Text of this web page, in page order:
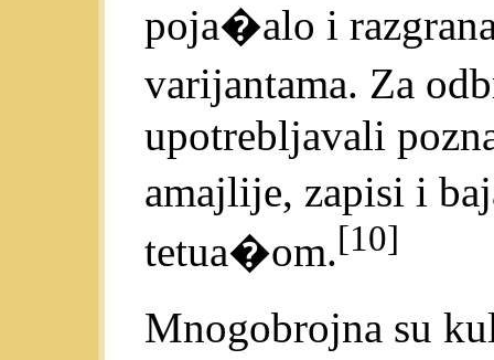
poja�alo i
varijantama. Za
upotrebljavali
amajlije, zapisi i
tetua�om.[10]
Mnogobrojna su